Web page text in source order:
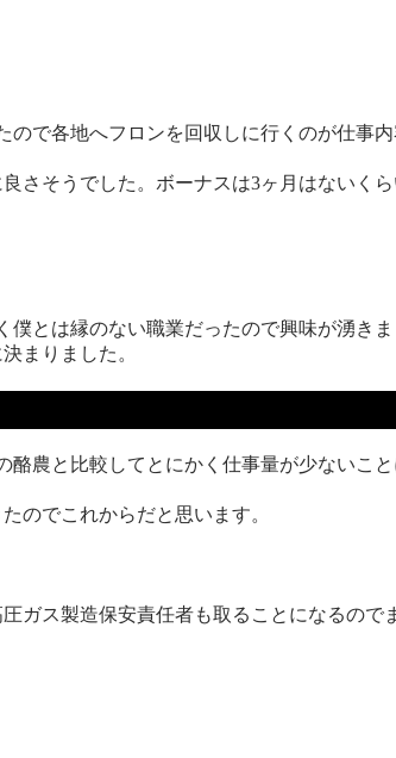
で各地へフロンを回収しに行くのが仕事
さそうでした。ボーナスは3ヶ月はないくら
とは縁のない職業だったので興味が湧き
まりました。
農と比較してとにかく仕事量が少ないこと
のでこれからだと思います。
ガス製造保安責任者も取ることになるので